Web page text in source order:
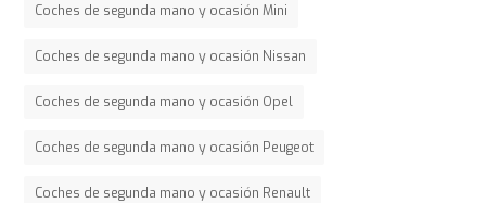
Coches de segunda mano y ocasión Mini
Coches de segunda mano y ocasión Nissan
Coches de segunda mano y ocasión Opel
Coches de segunda mano y ocasión Peugeot
Coches de segunda mano y ocasión Renault